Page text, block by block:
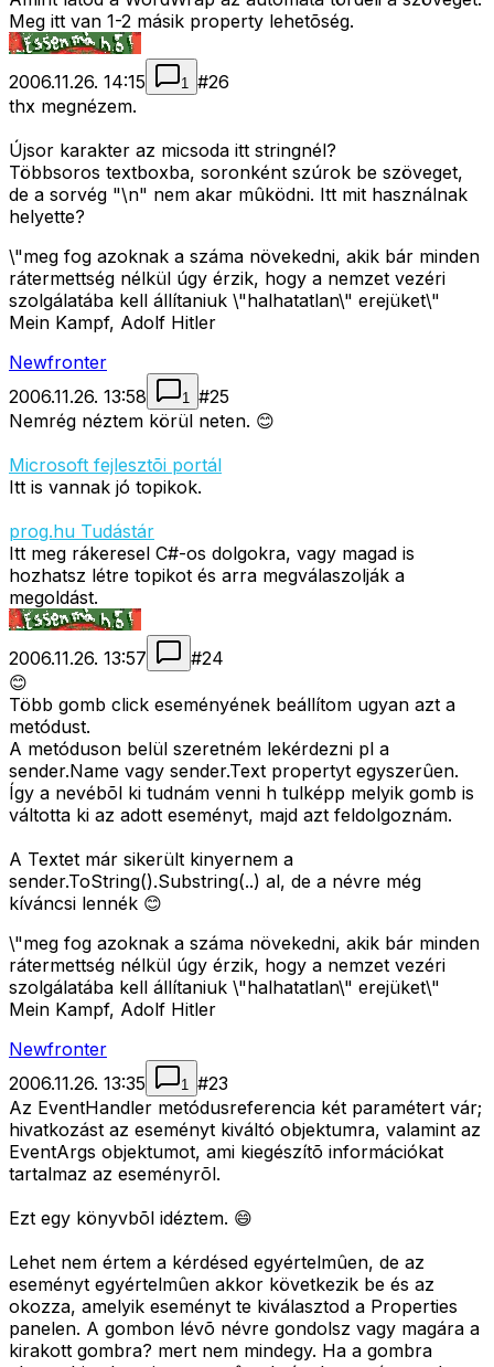
Meg itt van 1-2 másik property lehetõség.
2006.11.26. 14:15 1 #26
thx megnézem.
Újsor karakter az micsoda itt stringnél?
Többsoros textboxba, soronként szúrok be szöveget,
de a sorvég "\n" nem akar mûködni. Itt mit használnak
helyette?
\"meg fog azoknak a száma növekedni, akik bár minden
rátermettség nélkül úgy érzik, hogy a nemzet vezéri
szolgálatába kell állítaniuk \"halhatatlan\" erejüket\"
Mein Kampf, Adolf Hitler
Newfronter
2006.11.26. 13:58
1 #25
Nemrég néztem körül neten. 😊
Microsoft fejlesztõi portál
Itt is vannak jó topikok.
prog.hu Tudástár
Itt meg rákeresel C#-os dolgokra, vagy magad is
hozhatsz létre topikot és arra megválaszolják a
megoldást.
2006.11.26. 13:57 #24
😊
Több gomb click eseményének beállítom ugyan azt a
metódust.
A metóduson belül szeretném lekérdezni pl a
sender.Name vagy sender.Text propertyt egyszerûen.
Így a nevébõl ki tudnám venni h tulképp melyik gomb is
váltotta ki az adott eseményt, majd azt feldolgoznám.
A Textet már sikerült kinyernem a
sender.ToString().Substring(..) al, de a névre még
kíváncsi lennék 😊
\"meg fog azoknak a száma növekedni, akik bár minden
rátermettség nélkül úgy érzik, hogy a nemzet vezéri
szolgálatába kell állítaniuk \"halhatatlan\" erejüket\"
Mein Kampf, Adolf Hitler
Newfronter
2006.11.26. 13:35
1 #23
Az EventHandler metódusreferencia két paramétert vár;
hivatkozást az eseményt kiváltó objektumra, valamint az
EventArgs objektumot, ami kiegészítõ információkat
tartalmaz az eseményrõl.
Ezt egy könyvbõl idéztem. 😄
Lehet nem értem a kérdésed egyértelmûen, de az
eseményt egyértelmûen akkor következik be és az
okozza, amelyik eseményt te kiválasztod a Properties
panelen. A gombon lévõ névre gondolsz vagy magára a
kirakott gombra? mert nem mindegy. Ha a gombra